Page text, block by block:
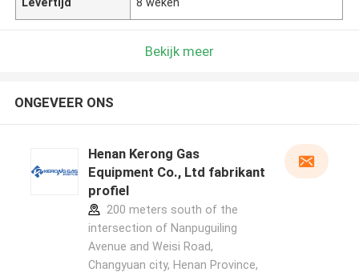
Bekijk meer
ONGEVEER ONS
Henan Kerong Gas
Equipment Co., Ltd fabrikant
profiel
200 meters south of the
intersection of Nanpuguiling
Avenue and Weisi Road,
Changyuan city, Henan Province,